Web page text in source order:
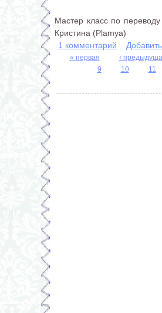
Мастер класс по
Кристина (Plamya)
1 комментарий
Страницы
« первая
‹
9
10 11